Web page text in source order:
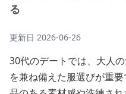
る
更新日 2026-06-26
30代のデートでは、大人
を兼ね備えた服選びが重要